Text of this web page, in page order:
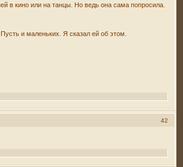
в кино или на танцы. Но ведь она сама попросила.
и маленьких. Я сказал ей об этом.
42